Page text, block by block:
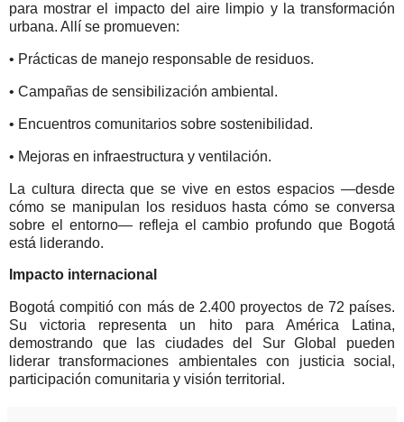
para mostrar el impacto del aire limpio y la transformación
urbana. Allí se promueven:
• Prácticas de manejo responsable de residuos.
• Campañas de sensibilización ambiental.
• Encuentros comunitarios sobre sostenibilidad.
• Mejoras en infraestructura y ventilación.
La cultura directa que se vive en estos espacios —desde
cómo se manipulan los residuos hasta cómo se conversa
sobre el entorno— refleja el cambio profundo que Bogotá
está liderando.
Impacto internacional
Bogotá compitió con más de 2.400 proyectos de 72 países.
Su victoria representa un hito para América Latina,
demostrando que las ciudades del Sur Global pueden
liderar transformaciones ambientales con justicia social,
participación comunitaria y visión territorial.